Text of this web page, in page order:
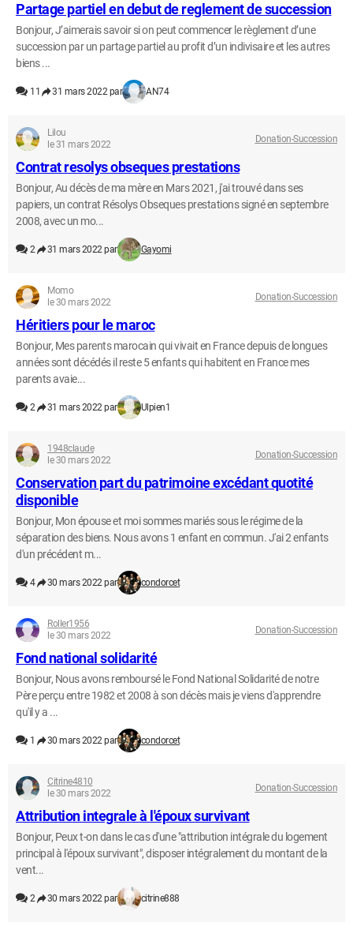
Partage partiel en debut de reglement de succession
Bonjour, J’aimerais savoir si on peut commencer le règlement d’une
succession par un partage partiel au profit d’un indivisaire et les autres
biens ...
11 31 mars 2022 par AN74
Lilou
le 31 mars 2022
Donation-Succession
Contrat resolys obseques prestations
Bonjour, Au décès de ma mère en Mars 2021, j'ai trouvé dans ses
papiers, un contrat Résolys Obseques prestations signé en septembre
2008, avec un mo...
2 31 mars 2022 par Gayomi
Momo
le 30 mars 2022
Donation-Succession
Héritiers pour le maroc
Bonjour, Mes parents marocain qui vivait en France depuis de longues
années sont décédés il reste 5 enfants qui habitent en France mes
parents avaie...
2 31 mars 2022 par Ulpien1
1948claude
le 30 mars 2022
Donation-Succession
Conservation part du patrimoine excédant quotité
disponible
Bonjour, Mon épouse et moi sommes mariés sous le régime de la
séparation des biens. Nous avons 1 enfant en commun. J'ai 2 enfants
d'un précédent m...
4 30 mars 2022 par condorcet
Roller1956
le 30 mars 2022
Donation-Succession
Fond national solidarité
Bonjour, Nous avons remboursé le Fond National Solidarité de notre
Père perçu entre 1982 et 2008 à son décès mais je viens d'apprendre
qu'il y a ...
1 30 mars 2022 par condorcet
Citrine4810
le 30 mars 2022
Donation-Succession
Attribution integrale à l'époux survivant
Bonjour, Peux t-on dans le cas d'une "attribution intégrale du logement
principal à l'époux survivant", disposer intégralement du montant de la
vent...
2 30 mars 2022 par citrine888